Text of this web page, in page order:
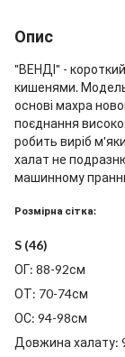
Опис
"ВЕНДІ" -
кишенями. Модель
основі махра
поєднання
робить виріб
халат не
машинному
Розмірна сітка:
S (46)
ОГ: 88-92см
ОТ: 70-74см
ОС: 94-98см
Довжина халату: